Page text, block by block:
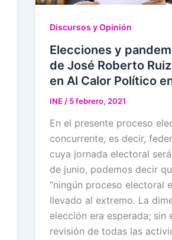
Discursos y Opinión
Elecciones y
de José Roberto
en Al Calor Político
INE / 5 febrero, 2021
En el presente proceso
concurrente, es decir,
cuya jornada electoral
de junio, podemos decir
“ningún proceso electoral
llevado al extremo. La
elección era esperada; sin
revisión de todas las